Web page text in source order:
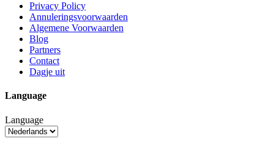
Privacy Policy
Annuleringsvoorwaarden
Algemene Voorwaarden
Blog
Partners
Contact
Dagje uit
Language
Language